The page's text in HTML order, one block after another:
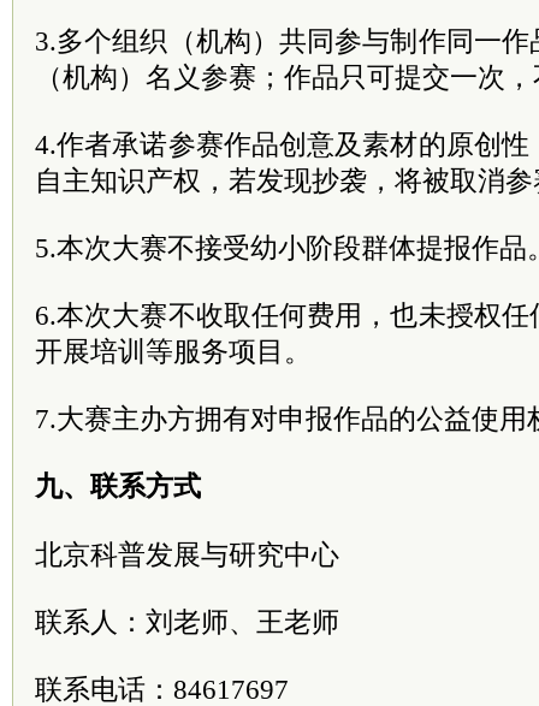
3.多个组织（机构）共同参与制作同一
（机构）名义参赛；作品只可提交一次
4.作者承诺参赛作品创意及素材的原创
自主知识产权，若发现抄袭，将被取消
5.本次大赛不接受幼小阶段群体提报作品
6.本次大赛不收取任何费用，也未授权
开展培训等服务项目。
7.大赛主办方拥有对申报作品的公益使用
九、联系方式
北京科普发展与研究中心
联系人：刘老师、王老师
联系电话：84617697